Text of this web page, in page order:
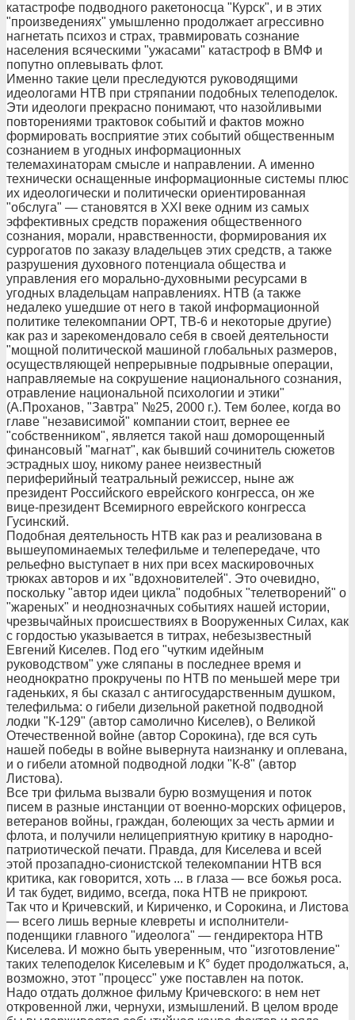
катастрофе подводного ракетоносца "Курск", и в этих
"произведениях" умышленно продолжает агрессивно
нагнетать психоз и страх, травмировать сознание
населения всяческими "ужасами" катастроф в ВМФ и
попутно оплевывать флот.
Именно такие цели преследуются руководящими
идеологами НТВ при стряпании подобных телеподелок.
Эти идеологи прекрасно понимают, что назойливыми
повторениями трактовок событий и фактов можно
формировать восприятие этих событий общественным
сознанием в угодных информационных
телемахинаторам смысле и направлении. А именно
технически оснащенные информационные системы плюс
их идеологически и политически ориентированная
"обслуга" — становятся в XXI веке одним из самых
эффективных средств поражения общественного
сознания, морали, нравственности, формирования их
суррогатов по заказу владельцев этих средств, а также
разрушения духовного потенциала общества и
управления его морально-духовными ресурсами в
угодных владельцам направлениях. НТВ (а также
недалеко ушедшие от него в такой информационной
политике телекомпании ОРТ, ТВ-6 и некоторые другие)
как раз и зарекомендовало себя в своей деятельности
"мощной политической машиной глобальных размеров,
осуществляющей непрерывные подрывные операции,
направляемые на сокрушение национального сознания,
отравление национальной психологии и этики"
(А.Проханов, "Завтра" №25, 2000 г.). Тем более, когда во
главе "независимой" компании стоит, вернее ее
"собственником", является такой наш доморощенный
финансовый "магнат", как бывший сочинитель сюжетов
эстрадных шоу, никому ранее неизвестный
периферийный театральный режиссер, ныне аж
президент Российского еврейского конгресса, он же
вице-президент Всемирного еврейского конгресса
Гусинский.
Подобная деятельность НТВ как раз и реализована в
вышеупоминаемых телефильме и телепередаче, что
рельефно выступает в них при всех маскировочных
трюках авторов и их "вдохновителей". Это очевидно,
поскольку "автор идеи цикла" подобных "телетворений" о
"жареных" и неоднозначных событиях нашей истории,
чрезвычайных происшествиях в Вооруженных Силах, как
с гордостью указывается в титрах, небезызвестный
Евгений Киселев. Под его "чутким идейным
руководством" уже сляпаны в последнее время и
неоднократно прокручены по НТВ по меньшей мере три
гаденьких, я бы сказал с антигосударственным душком,
телефильма: о гибели дизельной ракетной подводной
лодки "К-129" (автор самолично Киселев), о Великой
Отечественной войне (автор Сорокина), где вся суть
нашей победы в войне вывернута наизнанку и оплевана,
и о гибели атомной подводной лодки "К-8" (автор
Листова).
Все три фильма вызвали бурю возмущения и поток
писем в разные инстанции от военно-морских офицеров,
ветеранов войны, граждан, болеющих за честь армии и
флота, и получили нелицеприятную критику в народно-
патриотической печати. Правда, для Киселева и всей
этой прозападно-сионистской телекомпании НТВ вся
критика, как говорится, хоть ... в глаза — все божья роса.
И так будет, видимо, всегда, пока НТВ не прикроют.
Так что и Кричевский, и Кириченко, и Сорокина, и Листова
— всего лишь верные клевреты и исполнители-
поденщики главного "идеолога" — гендиректора НТВ
Киселева. И можно быть уверенным, что "изготовление"
таких телеподелок Киселевым и К° будет продолжаться, а,
возможно, этот "процесс" уже поставлен на поток.
Надо отдать должное фильму Кричевского: в нем нет
откровенной лжи, чернухи, измышлений. В целом вроде